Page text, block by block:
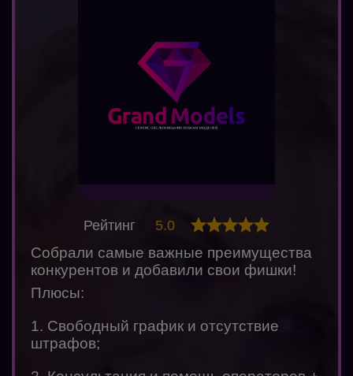
Собрали самые важные преимущества
конкурентов и добавили свои фишки!
Плюсы:
1. Свободный график и отсутствие
штрафов;
Рейтинг 5.0